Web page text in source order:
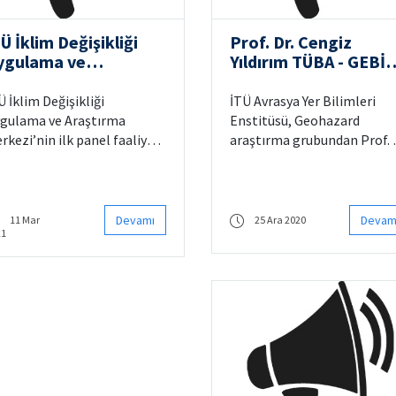
İklim Değişikliği
ve
Faaliyetini
İklim Değişikliği
ve Araştırma
ilk panel faaliyeti
11 Mar
Devamı
Prof. Dr. Cengiz
Yıldırım TÜBA - GEBİP
Çalışmaları"
konusunda ödüle layık
görüldü
İTÜ Avrasya Yer Bilimleri
Enstitüsü, Geohazard
araştırma grubundan Prof.
İnsanı Ödülleri Programı
(TÜBA - GEBİP) tarafından
"Kutup Çalışmaları"
konusunda ödüle layık
25 Ara 2020